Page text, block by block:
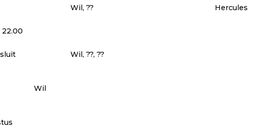
Wil, ??
Hercules
22.00
sluit Wil, ??, ??
Wil